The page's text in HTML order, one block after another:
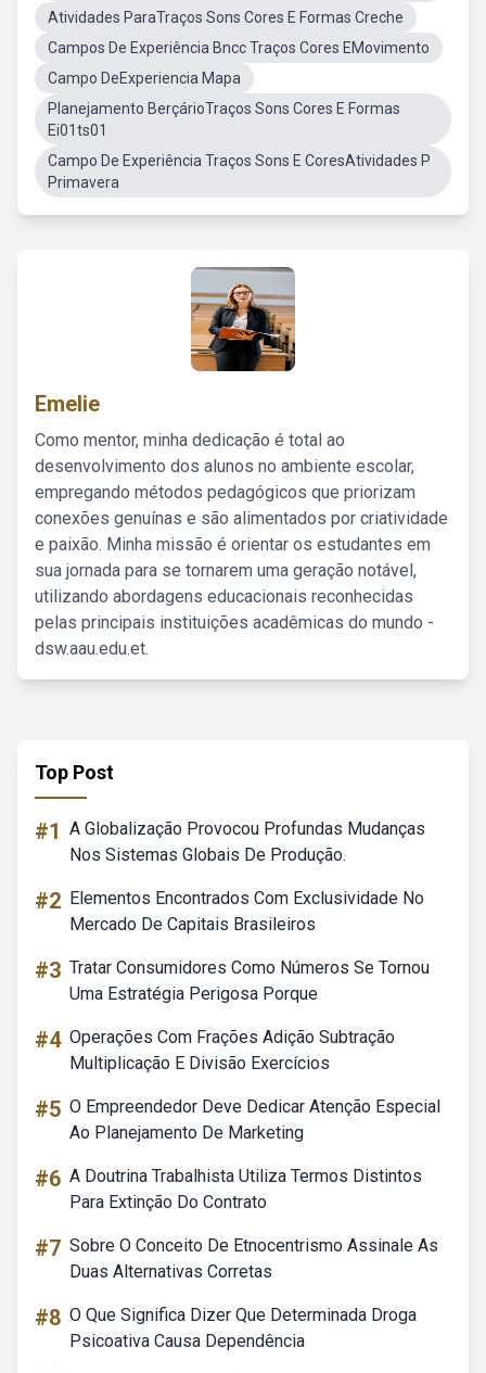
Atividades ParaTraços Sons Cores E Formas Creche
Campos De Experiência Bncc Traços Cores EMovimento
Campo DeExperiencia Mapa
Planejamento BerçárioTraços Sons Cores E Formas
Ei01ts01
Campo De Experiência Traços Sons E CoresAtividades P
Primavera
Emelie
Como mentor, minha dedicação é total ao
desenvolvimento dos alunos no ambiente escolar,
empregando métodos pedagógicos que priorizam
conexões genuínas e são alimentados por criatividade
e paixão. Minha missão é orientar os estudantes em
sua jornada para se tornarem uma geração notável,
utilizando abordagens educacionais reconhecidas
pelas principais instituições acadêmicas do mundo -
dsw.aau.edu.et.
Top Post
#1 A Globalização Provocou Profundas Mudanças
Nos Sistemas Globais De Produção.
#2 Elementos Encontrados Com Exclusividade No
Mercado De Capitais Brasileiros
#3 Tratar Consumidores Como Números Se Tornou
Uma Estratégia Perigosa Porque
#4 Operações Com Frações Adição Subtração
Multiplicação E Divisão Exercícios
#5 O Empreendedor Deve Dedicar Atenção Especial
Ao Planejamento De Marketing
#6 A Doutrina Trabalhista Utiliza Termos Distintos
Para Extinção Do Contrato
#7 Sobre O Conceito De Etnocentrismo Assinale As
Duas Alternativas Corretas
#8 O Que Significa Dizer Que Determinada Droga
Psicoativa Causa Dependência